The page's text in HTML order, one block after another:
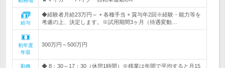
給与
◆経験者月給23万円～ + 各種手当 + 賞与年2回※経験・能力等を
考慮の上、決定します。※試用期間3ヶ月（待遇変動…
初年度
年収
300万円～500万円
勤務
◆ 8：30～17：30（休憩1時間）※残業は年間で平均すると月15